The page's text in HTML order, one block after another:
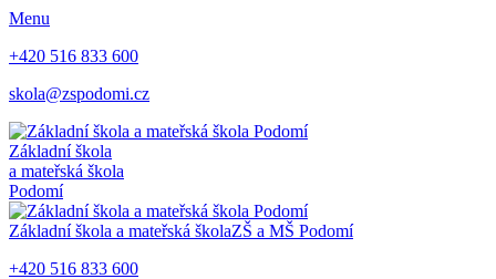
Menu
+420 516 833 600
skola@zspodomi.cz
Základní škola
a mateřská škola
Podomí
Základní škola a mateřská školaZŠ a MŠ Podomí
+420 516 833 600